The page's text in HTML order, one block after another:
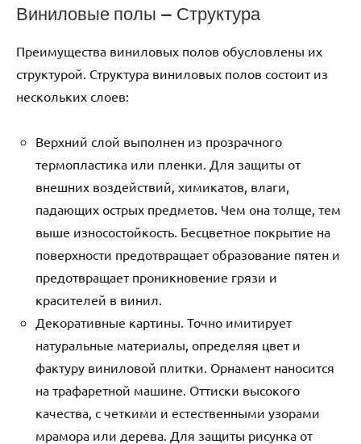
Виниловые полы — Структура
Преимущества виниловых полов обусловлены их
структурой. Структура виниловых полов состоит из
нескольких слоев:
Верхний слой выполнен из прозрачного
термопластика или пленки. Для защиты от
внешних воздействий, химикатов, влаги,
падающих острых предметов. Чем она толще, тем
выше износостойкость. Бесцветное покрытие на
поверхности предотвращает образование пятен и
предотвращает проникновение грязи и
красителей в винил.
Декоративные картины. Точно имитирует
натуральные материалы, определяя цвет и
фактуру виниловой плитки. Орнамент наносится
на трафаретной машине. Оттиски высокого
качества, с четкими и естественными узорами
мрамора или дерева. Для защиты рисунка от